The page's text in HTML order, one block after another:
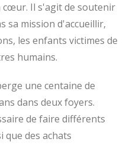
Il s'agit de soutenir
sa mission d'accueillir,
les enfants victimes de
humains.
une centaine de
dans deux foyers.
de faire différents
que des achats